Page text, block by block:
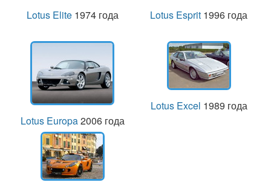
Lotus Elite1974 года Lotus Esprit 1996 года
Lotus Europa2006 года
Lotus Excel 1989 года